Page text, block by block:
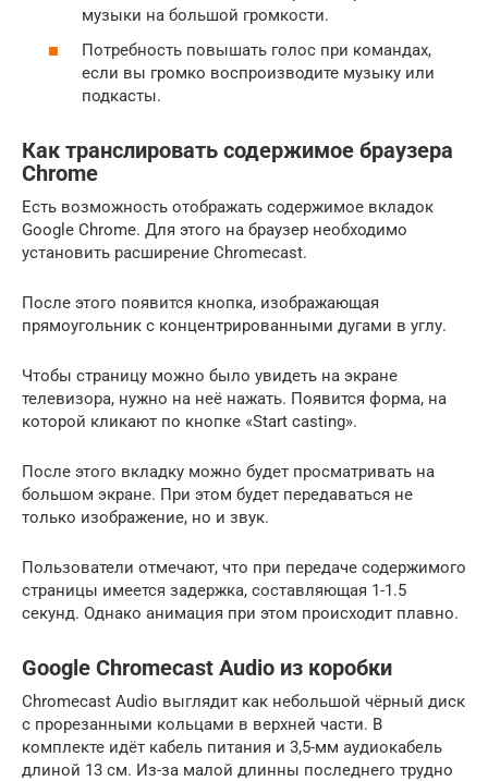
музыки на большой громкости.
Потребность повышать голос при командах,
если вы громко воспроизводите музыку или
подкасты.
Как транслировать содержимое браузера
Chrome
Есть возможность отображать содержимое вкладок
Google Chrome. Для этого на браузер необходимо
установить расширение Chromecast.
После этого появится кнопка, изображающая
прямоугольник с концентрированными дугами в углу.
Чтобы страницу можно было увидеть на экране
телевизора, нужно на неё нажать. Появится форма, на
которой кликают по кнопке «Start casting».
После этого вкладку можно будет просматривать на
большом экране. При этом будет передаваться не
только изображение, но и звук.
Пользователи отмечают, что при передаче содержимого
страницы имеется задержка, составляющая 1-1.5
секунд. Однако анимация при этом происходит плавно.
Google Chromecast Audio из коробки
Chromecast Audio выглядит как небольшой чёрный диск
с прорезанными кольцами в верхней части. В
комплекте идёт кабель питания и 3,5-мм аудиокабель
длиной 13 см. Из-за малой длинны последнего трудно